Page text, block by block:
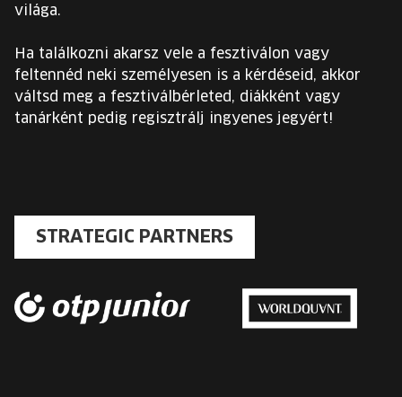
világa.
Ha találkozni akarsz vele a fesztiválon vagy
feltennéd neki személyesen is a kérdéseid, akkor
váltsd meg a fesztiválbérleted, diákként vagy
tanárként pedig regisztrálj ingyenes jegyért!
STRATEGIC PARTNERS